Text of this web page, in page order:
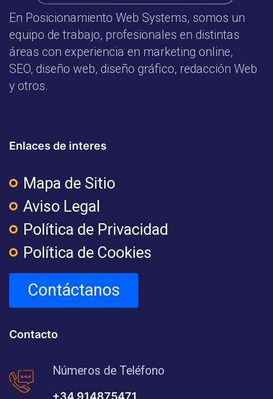
En Posicionamiento Web Systems, somos un
equipo de trabajo, profesionales en distintas
áreas con experiencia en marketing online,
SEO, diseño web, diseño gráfico, redacción Web
y otros.
Enlaces de interes
Mapa de Sitio
Aviso Legal
Política de Privacidad
Política de Cookies
Contáctanos
Contacto
Números de Teléfono
+34 914875471